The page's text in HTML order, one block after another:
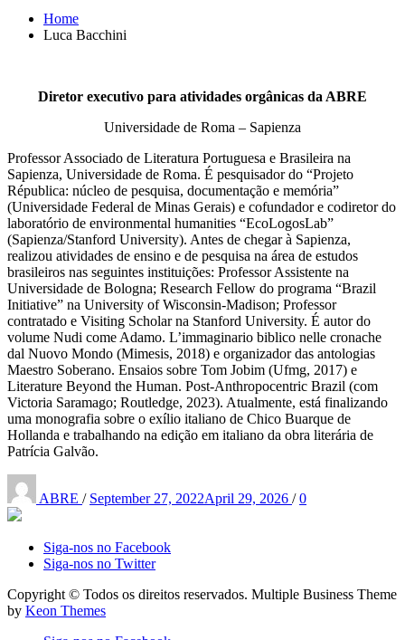
Home
Luca Bacchini
Diretor executivo para atividades orgânicas da ABRE
Universidade de Roma ‒ Sapienza
Professor Associado de Literatura Portuguesa e Brasileira na
Sapienza, Universidade de Roma. É pesquisador do “Projeto
Républica: núcleo de pesquisa, documentação e memória”
(Universidade Federal de Minas Gerais) e cofundador e codiretor do
laboratório de environmental humanities “EcoLogosLab”
(Sapienza/Stanford University). Antes de chegar à Sapienza,
realizou atividades de ensino e de pesquisa na área de estudos
brasileiros nas seguintes instituições: Professor Assistente na
Universidade de Bologna; Research Fellow do programa “Brazil
Initiative” na University of Wisconsin-Madison; Professor
contratado e Visiting Scholar na Stanford University. É autor do
volume Nudi come Adamo. L’immaginario biblico nelle cronache
dal Nuovo Mondo (Mimesis, 2018) e organizador das antologias
Maestro Soberano. Ensaios sobre Tom Jobim (Ufmg, 2017) e
Literature Beyond the Human. Post-Anthropocentric Brazil (com
Victoria Saramago; Routledge, 2023). Atualmente, está finalizando
uma monografia sobre o exílio italiano de Chico Buarque de
Hollanda e trabalhando na edição em italiano da obra literária de
Patrícia Galvão.
ABRE / on
September 27, 2022April 29, 2026 / 0
Siga-nos no Facebook
Siga-nos no Twitter
Copyright © Todos os direitos reservados. Multiple Business Theme
by Keon Themes